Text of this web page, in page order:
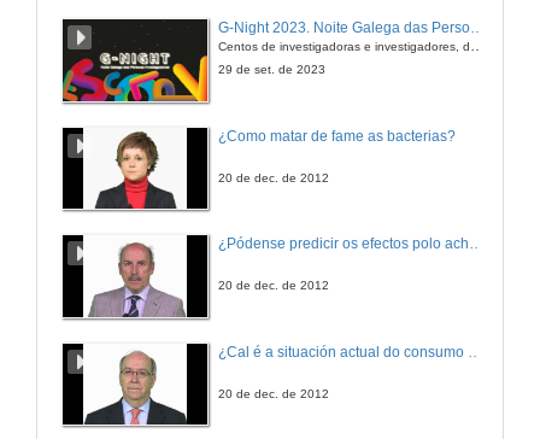
G-Night 2023. Noite Galega das Persoas Investigadoras. Conciencias creativas
29 de set. de 2023
¿Como matar de fame as bacterias?
20 de dec. de 2012
¿Pódense predicir os efectos polo achegamento á Terra dos asteroides?
20 de dec. de 2012
20 de dec. de 2012